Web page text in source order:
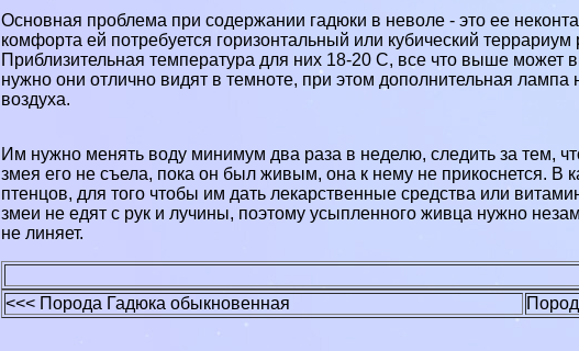
Основная проблема при содержании гадюки в неволе - это ее
комфорта ей потребуется горизонтальный или кубический
Приблизительная температура для них 18-20 С, все что выше может
нужно они отлично видят в темноте, при этом дополнительная
воздуха.
Им нужно менять воду минимум два раза в неделю, следить за тем,
змея его не съела, пока он был живым, она к нему не прикоснется. В
птенцов, для того чтобы им дать лекарственные средства или
змеи не едят с рук и лучины, поэтому усыпленного живца нужно
не линяет.
<<< Порода Гадюка обыкновенная